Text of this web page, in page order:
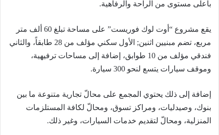
بأعلى مستوى من الراحة والرفاهية.
يقع مشروع “أوت لوك فوريست” على مساحة تبلغ 60 ألف متر
مربع، تضم مبنيين اثنين; الأول سكني مؤلف من 28 طابقاً، والثاني
فندقي مؤلف من 10 طوابق، إضافة إلى مساحات ترفيهية،
وموقف سيارات يتسع لنحو 300 سيارة.
إضافة إلى ذلك يحتوي المجمع على محالّ تجارية متنوعة ما بين
بنوك، وصيدليات، ومراكز تسوق، ومحالّ لكافة المستلزمات
المنزلية، ومحالّ لتقديم خدمات السيارات، وغير ذلك.